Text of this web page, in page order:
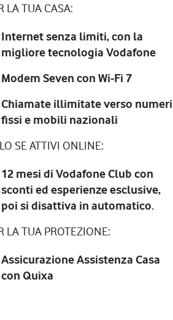
LA TUA CASA:
Internet senza limiti, con la
migliore tecnologia Vodafone
Modem Seven con Wi-Fi 7
Chiamate illimitate verso numeri
fissi e mobili nazionali
SE ATTIVI ONLINE:
12 mesi di Vodafone Club con
sconti ed esperienze esclusive,
poi si disattiva in automatico.
LA TUA PROTEZIONE:
Assicurazione Assistenza Casa
con Quixa